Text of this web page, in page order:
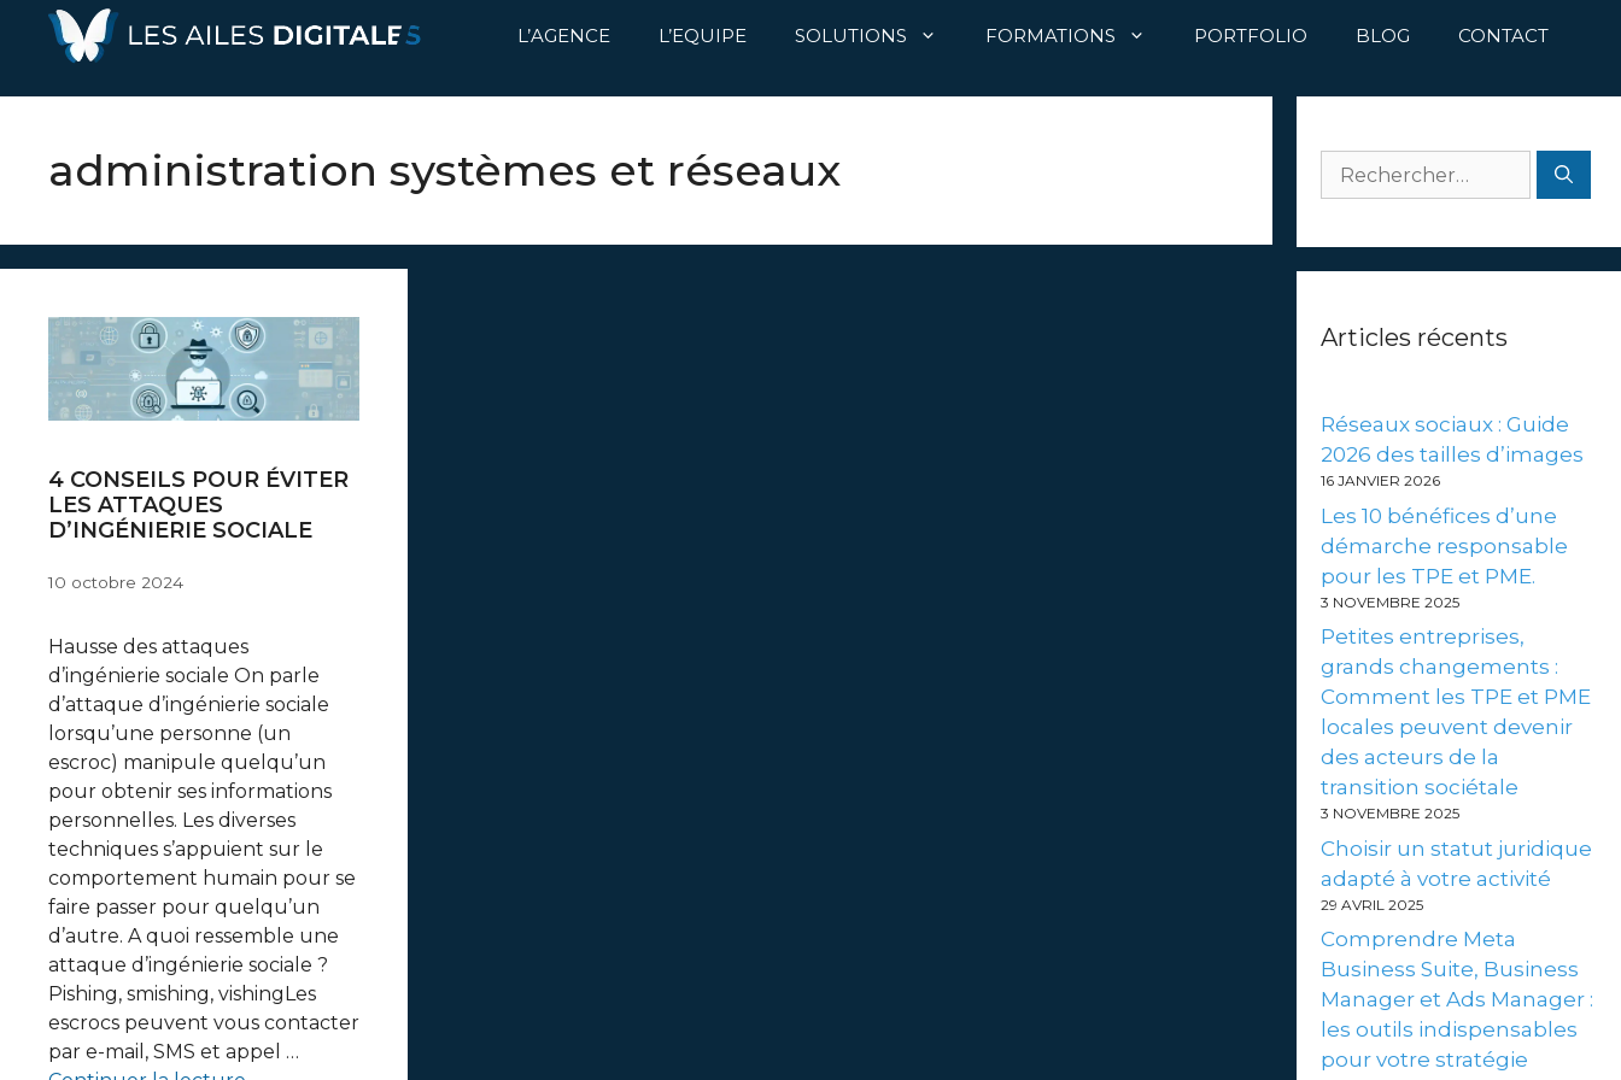
contenu
L’AGENCE L’EQUIPE SOLUTIONS FORMATIONS PORTFOLIO BLOG CONTACT
administration systèmes et réseaux
4 CONSEILS POUR ÉVITER
LES ATTAQUES
D’INGÉNIERIE SOCIALE
10 octobre 2024
Hausse des attaques
d’ingénierie sociale On parle
d’attaque d’ingénierie sociale
lorsqu’une personne (un
escroc) manipule quelqu’un
pour obtenir ses informations
personnelles. Les diverses
techniques s’appuient sur le
comportement humain pour se
faire passer pour quelqu’un
d’autre. A quoi ressemble une
attaque d’ingénierie sociale ?
Pishing, smishing, vishingLes
escrocs peuvent vous contacter
par e-mail, SMS et appel …
Rechercher :
Articles récents
Réseaux sociaux : Guide
2026 des tailles d’images
16 JANVIER 2026
Les 10 bénéfices d’une
démarche responsable
pour les TPE et PME.
3 NOVEMBRE 2025
Petites entreprises,
grands changements :
Comment les TPE et PME
locales peuvent devenir
des acteurs de la
transition sociétale
3 NOVEMBRE 2025
Choisir un statut juridique
adapté à votre activité
29 AVRIL 2025
Comprendre Meta
Business Suite, Business
Manager et Ads Manager :
les outils indispensables
pour votre stratégie